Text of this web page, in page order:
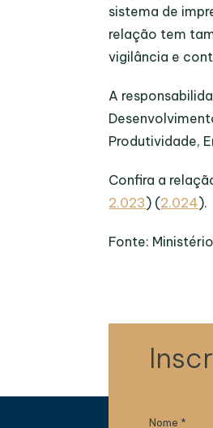
sistema de
relação tem
vigilância e
A
Produtividade,
Confira a
2.023) (2.024).
Fonte: